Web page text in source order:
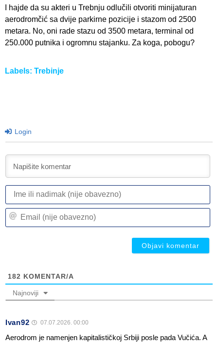
I hajde da su akteri u Trebnju odlučili otvoriti minijaturan
aerodromčić sa dvije parkirne pozicije i stazom od 2500
metara. No, oni rade stazu od 3500 metara, terminal od
250.000 putnika i ogromnu stajanku. Za koga, pobogu?
Labels: Trebinje
Login
182 KOMENTAR/A
Najnoviji
Ivan92 07.07.2026. 00:00
Aerodrom je namenjen kapitalističkoj Srbiji posle pada Vučića. A